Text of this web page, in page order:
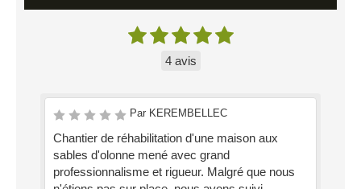
4 avis
Par KEREMBELLEC
Chantier de réhabilitation d'une maison aux
sables d'olonne mené avec grand
professionnalisme et rigueur. Malgré que nous